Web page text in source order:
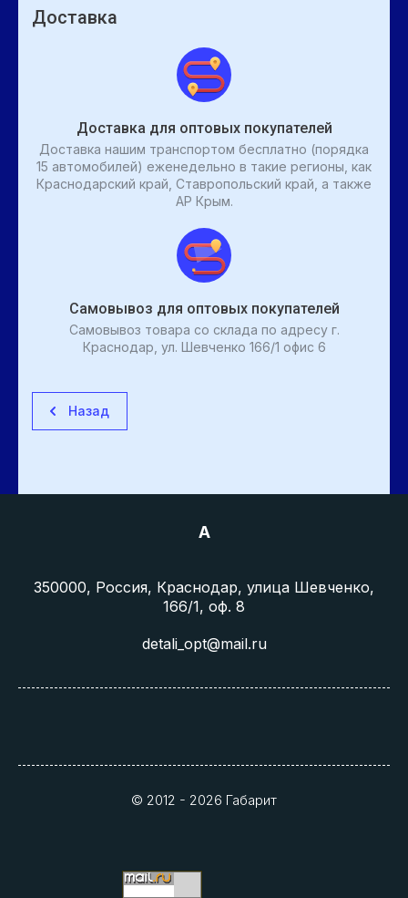
Доставка
Доставка для оптовых покупателей
Доставка нашим транспортом бесплатно (порядка
15 автомобилей) еженедельно в такие регионы, как
Краснодарский край, Ставропольский край, а также
АР Крым.
Самовывоз для оптовых покупателей
Самовывоз товара со склада по адресу г.
Краснодар, ул. Шевченко 166/1 офис 6
Назад
A
350000, Россия, Краснодар, улица Шевченко,
166/1, оф. 8
detali_opt@mail.ru
© 2012 - 2026 Габарит